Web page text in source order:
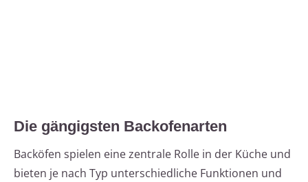
Die gängigsten Backofenarten
Backöfen spielen eine zentrale Rolle in der Küche und
bieten je nach Typ unterschiedliche Funktionen und